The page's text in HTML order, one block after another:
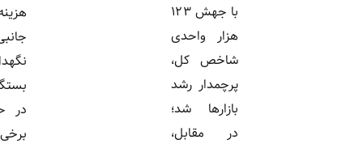
با جهش ۱۲۳
هزار واحدی
شاخص کل،
پرچمدار رشد
بازارها شد؛
در مقابل،
هزینه‌های
جانبی و نحوه
بستگی دارد.
در حالی که